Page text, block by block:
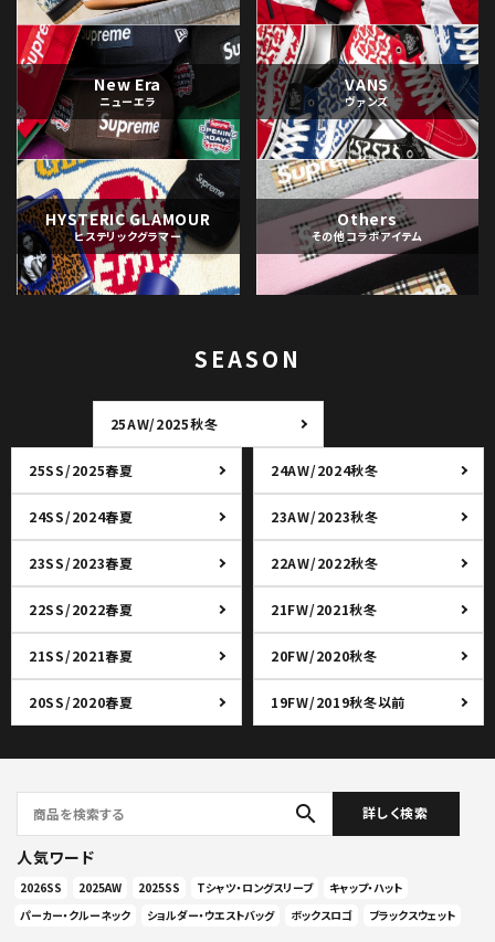
New Era
ニューエラ
VANS
ヴァンズ
HYSTERIC GLAMOUR
ヒステリックグラマー
Others
その他コラボアイテム
SEASON
25AW/2025秋冬
25SS/2025春夏 24AW/2024秋冬
24SS/2024春夏 23AW/2023秋冬
23SS/2023春夏 22AW/2022秋冬
22SS/2022春夏 21FW/2021秋冬
21SS/2021春夏 20FW/2020秋冬
20SS/2020春夏 19FW/2019秋冬以前
search 詳しく検索
人気ワード
2026SS 2025AW 2025SS Tシャツ・ロングスリーブ
キャップ・ハット
パーカー・クルーネック
ショルダー・ウエストバッグ ボックスロゴ ブラックスウェット